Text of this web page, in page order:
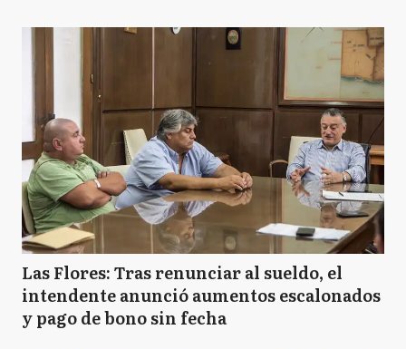
Las Flores: Tras renunciar al sueldo, el
intendente anunció aumentos escalonados
y pago de bono sin fecha